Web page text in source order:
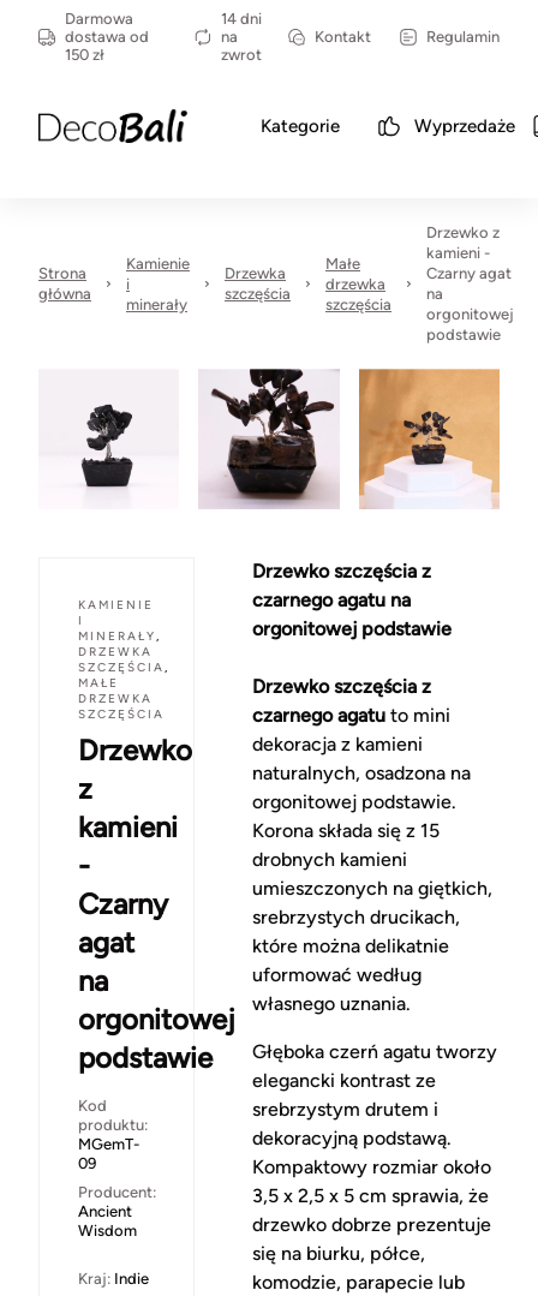
Darmowa
dostawa od
150 zł
14 dni
na
zwrot
Kontakt Regulamin
Kategorie Wyprzedaże
Strona
główna
Kamienie
i
minerały
Drzewka
szczęścia
Małe
drzewka
szczęścia
Drzewko z
kamieni -
Czarny agat
na
orgonitowej
podstawie
KAMIENIE
I
MINERAŁY,
DRZEWKA
SZCZĘŚCIA,
MAŁE
DRZEWKA
SZCZĘŚCIA
Drzewko
z
kamieni
-
Czarny
agat
na
orgonitowej
podstawie
Kod
produktu:
MGemT-
09
Producent:
Ancient
Wisdom
Kraj: Indie
Drzewko szczęścia z
czarnego agatu na
orgonitowej podstawie
Drzewko szczęścia z
czarnego agatuto mini
dekoracja z kamieni
naturalnych, osadzona na
orgonitowej podstawie.
Korona składa się z 15
drobnych kamieni
umieszczonych na giętkich,
srebrzystych drucikach,
które można delikatnie
uformować według
własnego uznania.
Głęboka czerń agatu tworzy
elegancki kontrast ze
srebrzystym drutem i
dekoracyjną podstawą.
Kompaktowy rozmiar około
3,5 x 2,5 x 5 cm sprawia, że
drzewko dobrze prezentuje
się na biurku, półce,
komodzie, parapecie lub